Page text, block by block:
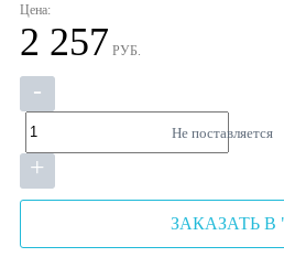
Цена:
2 257 РУБ.
-
+
Не поставляется
ЗАКАЗАТЬ В